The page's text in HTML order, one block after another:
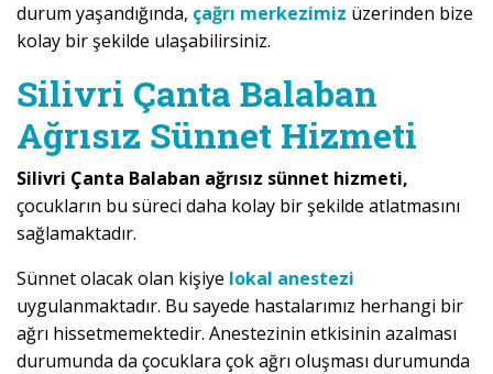
durum yaşandığında, çağrı merkezimiz üzerinden bize
kolay bir şekilde ulaşabilirsiniz.
Silivri Çanta Balaban
Ağrısız Sünnet Hizmeti
Silivri Çanta Balaban ağrısız sünnet hizmeti,
çocukların bu süreci daha kolay bir şekilde atlatmasını
sağlamaktadır.
Sünnet olacak olan kişiye lokal anestezi
uygulanmaktadır. Bu sayede hastalarımız herhangi bir
ağrı hissetmemektedir. Anestezinin etkisinin azalması
durumunda da çocuklara çok ağrı oluşması durumunda